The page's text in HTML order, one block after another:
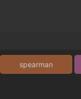
spearman